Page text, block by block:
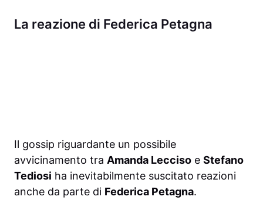
La reazione di Federica Petagna
Il gossip riguardante un possibile
avvicinamento tra Amanda Lecciso e Stefano
Tediosi ha inevitabilmente suscitato reazioni
anche da parte di Federica Petagna.